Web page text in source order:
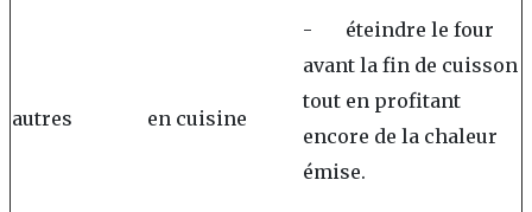
autres en cuisine
- éteindre le four
avant la fin de cuisson
tout en profitant
encore de la chaleur
émise.